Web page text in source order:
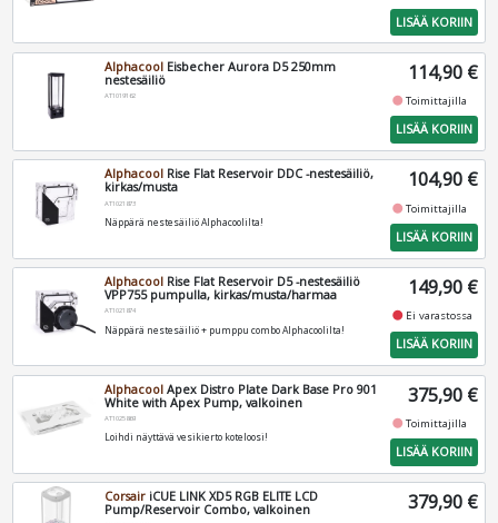
LISÄÄ KORIIN
Alphacool Eisbecher Aurora D5 250mm
nestesäiliö
AT1019162
114,90 €
fiber_manual_recordToimittajilla
LISÄÄ KORIIN
Alphacool Rise Flat Reservoir DDC -nestesäiliö,
kirkas/musta
AT1021873
Näppärä nestesäiliö Alphacoolilta!
104,90 €
fiber_manual_recordToimittajilla
LISÄÄ KORIIN
Alphacool Rise Flat Reservoir D5 -nestesäiliö
VPP755 pumpulla, kirkas/musta/harmaa
AT1021874
Näppärä nestesäiliö + pumppu combo Alphacoolilta!
149,90 €
fiber_manual_record Ei varastossa
LISÄÄ KORIIN
Alphacool Apex Distro Plate Dark Base Pro 901
White with Apex Pump, valkoinen
AT1025869
Loihdi näyttävä vesikierto koteloosi!
375,90 €
fiber_manual_recordToimittajilla
LISÄÄ KORIIN
Corsair iCUE LINK XD5 RGB ELITE LCD
Pump/Reservoir Combo, valkoinen
379,90 €